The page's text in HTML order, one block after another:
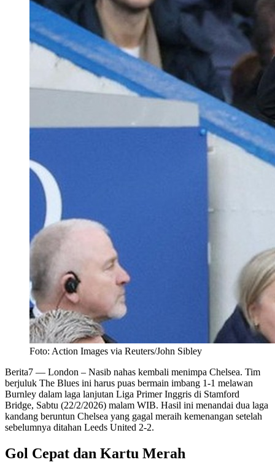
Foto: Action Images via Reuters/John Sibley
Berita7 — London – Nasib nahas kembali menimpa Chelsea. Tim
berjuluk The Blues ini harus puas bermain imbang 1-1 melawan
Burnley dalam laga lanjutan Liga Primer Inggris di Stamford
Bridge, Sabtu (22/2/2026) malam WIB. Hasil ini menandai dua laga
kandang beruntun Chelsea yang gagal meraih kemenangan setelah
sebelumnya ditahan Leeds United 2-2.
Gol Cepat dan Kartu Merah